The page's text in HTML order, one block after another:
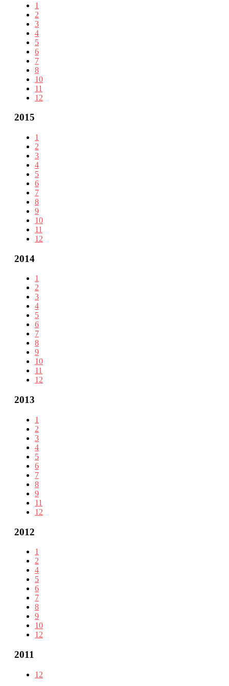
1
2
3
4
5
6
7
8
10
11
12
2015
1
2
3
4
5
6
7
8
9
10
11
12
2014
1
2
3
4
5
6
7
8
9
10
11
12
2013
1
2
3
4
5
6
7
8
9
11
12
2012
1
2
4
5
6
7
8
9
10
12
2011
12